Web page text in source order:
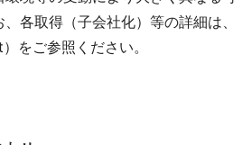
各取得（子会社化）等の詳細は、
をご参照ください。